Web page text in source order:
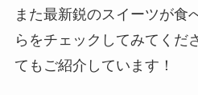
また最新鋭のスイーツが食
らをチェックしてみてくだ
てもご紹介しています！